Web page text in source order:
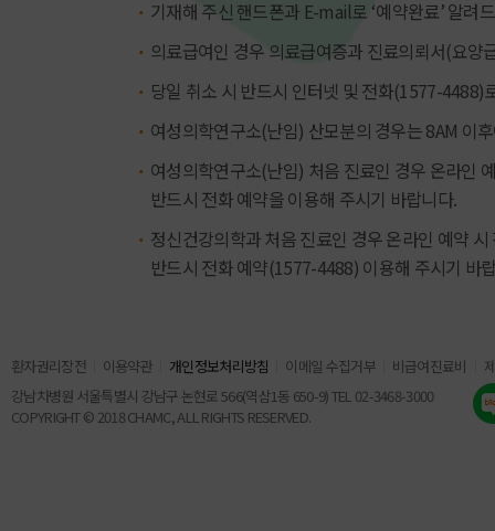
기재해 주신 핸드폰과 E-mail로 ‘예약완료’ 알려
의료급여인 경우 의료급여증과 진료의뢰서(요양
당일 취소 시 반드시 인터넷 및 전화(1577-4488)
여성의학연구소(난임) 산모분의 경우는 8AM 이
여성의학연구소(난임) 처음 진료인 경우 온라인
반드시 전화 예약을 이용해 주시기 바랍니다.
정신건강의학과 처음 진료인 경우 온라인 예약
반드시 전화 예약(1577-4488) 이용해 주시기 바
환자권리장전 이용약관 개인정보처리방침 이메일 수집거부 비급여진료비
강남차병원 서울특별시 강남구 논현로 566(역삼1동 650-9) TEL 02-3468-3000
COPYRIGHT © 2018 CHAMC, ALL RIGHTS RESERVED.